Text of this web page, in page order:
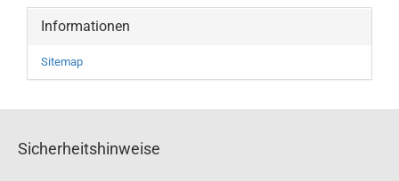
Informationen
Sitemap
Sicherheitshinweise